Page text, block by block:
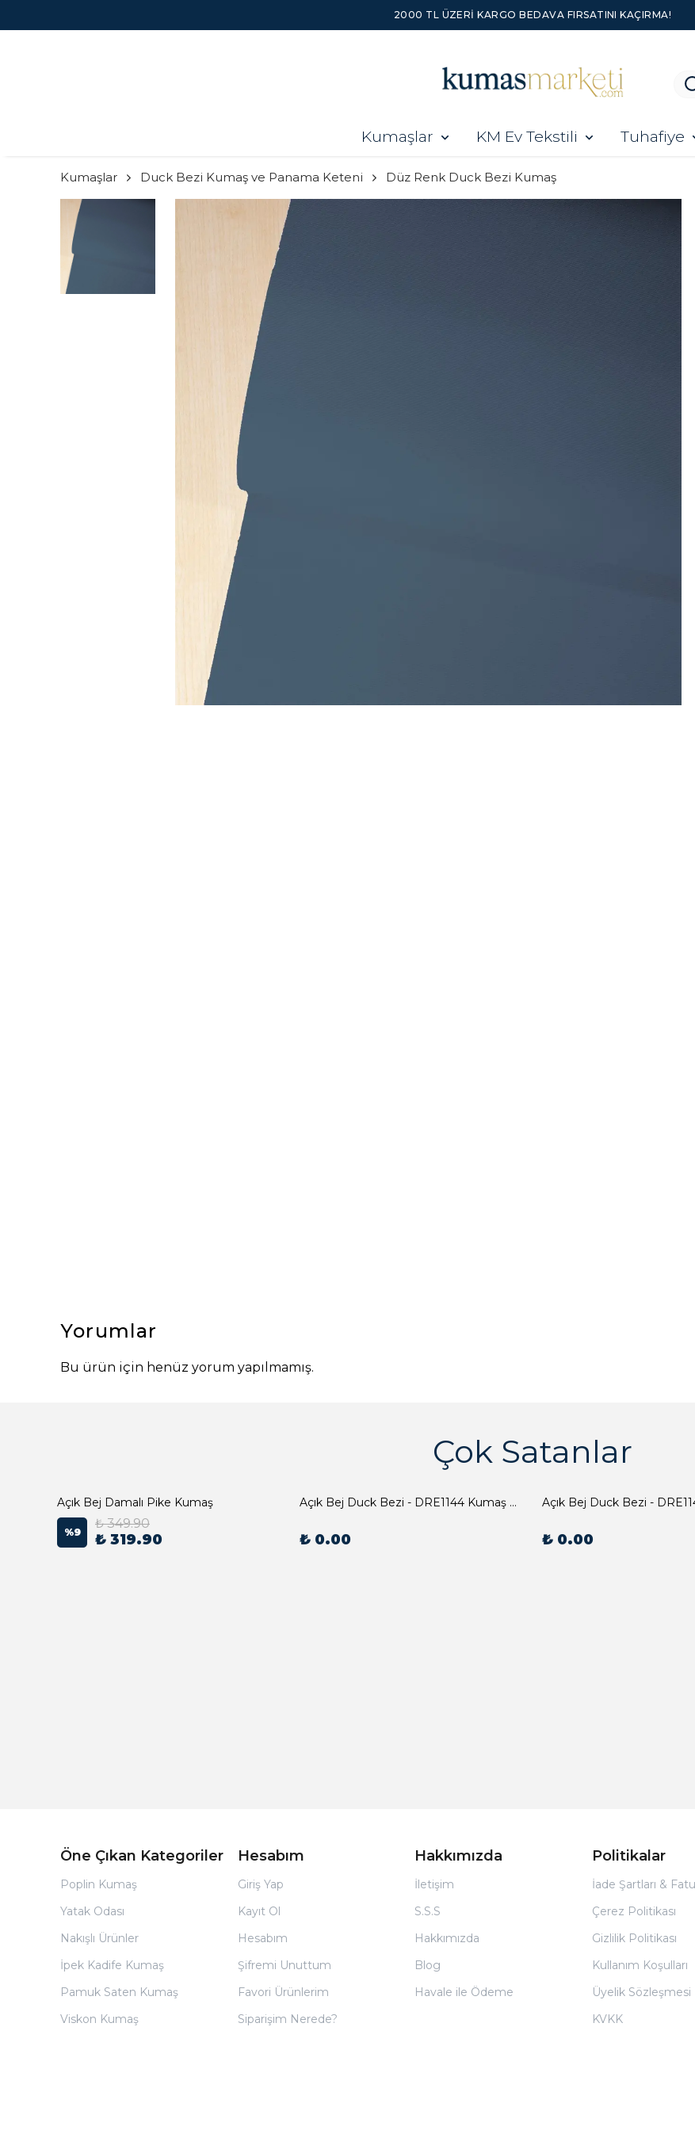
2000 TL ÜZERI KARGO BEDAVA FIRSATINI KAÇIRMA!
Kumaşlar KM Ev Tekstili Tuhafiye
Kumaşlar Duck Bezi Kumaş ve Panama Keteni Düz Renk Duck Bezi Kumaş
Yorumlar
Bu ürün için henüz yorum yapılmamış.
Çok Satanlar
Açık Bej Damalı Pike Kumaş
%9
₺ 349.90
₺ 319.90
Açık Bej Duck Bezi - DRE1144 Kumaş Peçete
₺ 0.00
Açık Bej Duck Bezi -
₺ 0.00
Öne Çıkan Kategoriler
Poplin Kumaş
Yatak Odası
Nakışlı Ürünler
İpek Kadife Kumaş
Pamuk Saten Kumaş
Viskon Kumaş
Hesabım
Giriş Yap
Kayıt Ol
Hesabım
Şifremi Unuttum
Favori Ürünlerim
Siparişim Nerede?
Hakkımızda
İletişim
S.S.S
Hakkımızda
Blog
Havale ile Ödeme
Politikalar
İade Şartları &
Çerez Politikası
Gizlilik Politikası
Kullanım Koşulları
Üyelik Sözleşmesi
KVKK